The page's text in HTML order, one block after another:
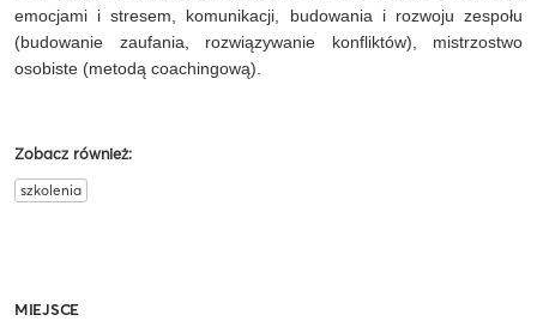
emocjami i stresem, komunikacji, budowania i rozwoju zespołu
(budowanie zaufania, rozwiązywanie konfliktów), mistrzostwo
osobiste (metodą coachingową).
Zobacz również:
szkolenia
MIEJSCE